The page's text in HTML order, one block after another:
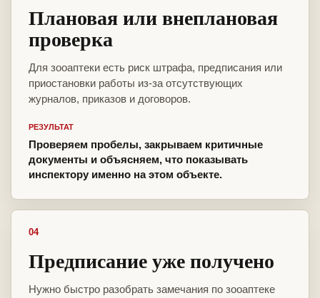
Плановая или внеплановая
проверка
Для зооаптеки есть риск штрафа, предписания или
приостановки работы из-за отсутствующих
журналов, приказов и договоров.
РЕЗУЛЬТАТ
Проверяем пробелы, закрываем критичные
документы и объясняем, что показывать
инспектору именно на этом объекте.
04
Предписание уже получено
Нужно быстро разобрать замечания по зооаптеке